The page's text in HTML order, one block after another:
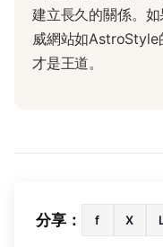
建立長久的關係。
威網站如AstroStyle
才是王道。
分享： f X